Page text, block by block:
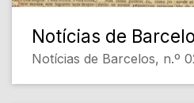
Notícias de
Notícias de Barcelos, n.º